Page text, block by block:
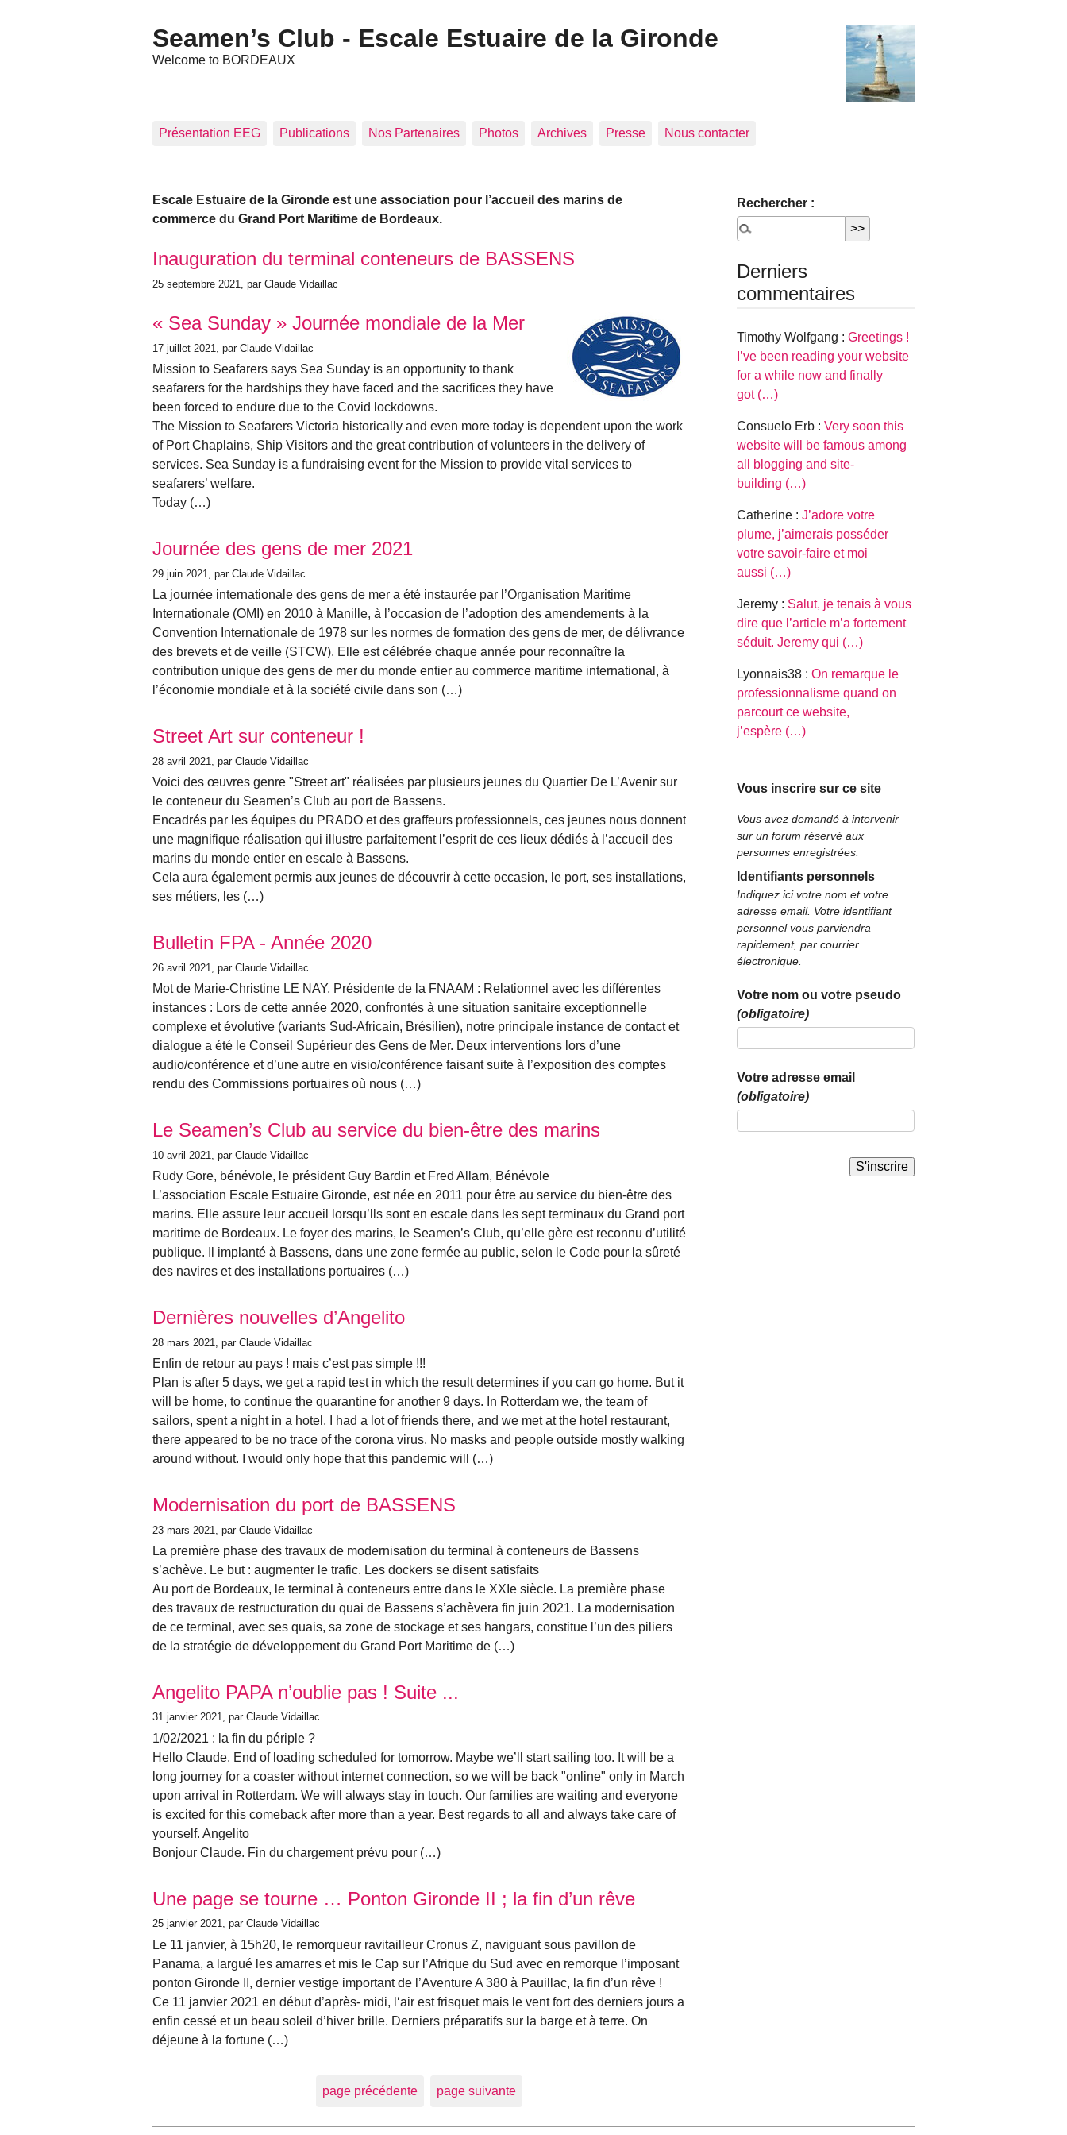
Seamen’s Club - Escale Estuaire de la Gironde
Welcome to BORDEAUX
Présentation EEG Publications Nos Partenaires Photos Archives Presse Nous contacter
Escale Estuaire de la Gironde est une association pour l’accueil des marins de
commerce du Grand Port Maritime de Bordeaux.
Articles les plus récents
Inauguration du terminal conteneurs de BASSENS
25 septembre 2021 , par Claude Vidaillac
« Sea Sunday » Journée mondiale de la Mer
17 juillet 2021 , par Claude Vidaillac
Mission to Seafarers says Sea Sunday is an opportunity to thank
seafarers for the hardships they have faced and the sacrifices they have
been forced to endure due to the Covid lockdowns.
The Mission to Seafarers Victoria historically and even more today is dependent upon the work
of Port Chaplains, Ship Visitors and the great contribution of volunteers in the delivery of
services. Sea Sunday is a fundraising event for the Mission to provide vital services to
seafarers’ welfare.
Today (…)
Journée des gens de mer 2021
29 juin 2021 , par Claude Vidaillac
La journée internationale des gens de mer a été instaurée par l’Organisation Maritime
Internationale (OMI) en 2010 à Manille, à l’occasion de l’adoption des amendements à la
Convention Internationale de 1978 sur les normes de formation des gens de mer, de délivrance
des brevets et de veille (STCW). Elle est célébrée chaque année pour reconnaître la
contribution unique des gens de mer du monde entier au commerce maritime international, à
l’économie mondiale et à la société civile dans son (…)
Street Art sur conteneur !
28 avril 2021 , par Claude Vidaillac
Voici des œuvres genre "Street art" réalisées par plusieurs jeunes du Quartier De L’Avenir sur
le conteneur du Seamen’s Club au port de Bassens.
Encadrés par les équipes du PRADO et des graffeurs professionnels, ces jeunes nous donnent
une magnifique réalisation qui illustre parfaitement l’esprit de ces lieux dédiés à l’accueil des
marins du monde entier en escale à Bassens.
Cela aura également permis aux jeunes de découvrir à cette occasion, le port, ses installations,
ses métiers, les (…)
Bulletin FPA - Année 2020
26 avril 2021 , par Claude Vidaillac
Mot de Marie-Christine LE NAY, Présidente de la FNAAM : Relationnel avec les différentes
instances : Lors de cette année 2020, confrontés à une situation sanitaire exceptionnelle
complexe et évolutive (variants Sud-Africain, Brésilien), notre principale instance de contact et
dialogue a été le Conseil Supérieur des Gens de Mer. Deux interventions lors d’une
audio/conférence et d’une autre en visio/conférence faisant suite à l’exposition des comptes
rendu des Commissions portuaires où nous (…)
Le Seamen’s Club au service du bien-être des marins
10 avril 2021 , par Claude Vidaillac
Rudy Gore, bénévole, le président Guy Bardin et Fred Allam, Bénévole
L’association Escale Estuaire Gironde, est née en 2011 pour être au service du bien-être des
marins. Elle assure leur accueil lorsqu’lls sont en escale dans les sept terminaux du Grand port
maritime de Bordeaux. Le foyer des marins, le Seamen’s Club, qu’elle gère est reconnu d’utilité
publique. Il implanté à Bassens, dans une zone fermée au public, selon le Code pour la sûreté
des navires et des installations portuaires (…)
Dernières nouvelles d’Angelito
28 mars 2021 , par Claude Vidaillac
Enfin de retour au pays ! mais c’est pas simple !!!
Plan is after 5 days, we get a rapid test in which the result determines if you can go home. But it
will be home, to continue the quarantine for another 9 days. In Rotterdam we, the team of
sailors, spent a night in a hotel. I had a lot of friends there, and we met at the hotel restaurant,
there appeared to be no trace of the corona virus. No masks and people outside mostly walking
around without. I would only hope that this pandemic will (…)
Modernisation du port de BASSENS
23 mars 2021 , par Claude Vidaillac
La première phase des travaux de modernisation du terminal à conteneurs de Bassens
s’achève. Le but : augmenter le trafic. Les dockers se disent satisfaits
Au port de Bordeaux, le terminal à conteneurs entre dans le XXIe siècle. La première phase
des travaux de restructuration du quai de Bassens s’achèvera fin juin 2021. La modernisation
de ce terminal, avec ses quais, sa zone de stockage et ses hangars, constitue l’un des piliers
de la stratégie de développement du Grand Port Maritime de (…)
Angelito PAPA n’oublie pas ! Suite ...
31 janvier 2021, par Claude Vidaillac
1/02/2021 : la fin du périple ?
Hello Claude. End of loading scheduled for tomorrow. Maybe we’ll start sailing too. It will be a
long journey for a coaster without internet connection, so we will be back "online" only in March
upon arrival in Rotterdam. We will always stay in touch. Our families are waiting and everyone
is excited for this comeback after more than a year. Best regards to all and always take care of
yourself. Angelito
Bonjour Claude. Fin du chargement prévu pour (…)
Une page se tourne … Ponton Gironde II ; la fin d’un rêve
25 janvier 2021, par Claude Vidaillac
Le 11 janvier, à 15h20, le remorqueur ravitailleur Cronus Z, naviguant sous pavillon de
Panama, a largué les amarres et mis le Cap sur l’Afrique du Sud avec en remorque l’imposant
ponton Gironde II, dernier vestige important de l’Aventure A 380 à Pauillac, la fin d’un rêve !
Ce 11 janvier 2021 en début d’après- midi, l‘air est frisquet mais le vent fort des derniers jours a
enfin cessé et un beau soleil d’hiver brille. Derniers préparatifs sur la barge et à terre. On
déjeune à la fortune (…)
page précédente page suivante
Rechercher :
Derniers
commentaires
Timothy Wolfgang :Greetings !
I’ve been reading your website
for a while now and finally
got (…)
Consuelo Erb :Very soon this
website will be famous among
all blogging and site-
building (…)
Catherine :J’adore votre
plume, j’aimerais posséder
votre savoir-faire et moi
aussi (…)
Jeremy : Salut, je tenais à vous
dire que l’article m’a fortement
séduit. Jeremy qui (…)
Lyonnais38 :On remarque le
professionnalisme quand on
parcourt ce website,
j’espère (…)
Vous inscrire sur ce site
Vous avez demandé à intervenir
sur un forum réservé aux
personnes enregistrées.
Identifiants personnels
Indiquez ici votre nom et votre
adresse email. Votre identifiant
personnel vous parviendra
rapidement, par courrier
électronique.
Votre nom ou votre pseudo
(obligatoire)
Votre adresse email
(obligatoire)